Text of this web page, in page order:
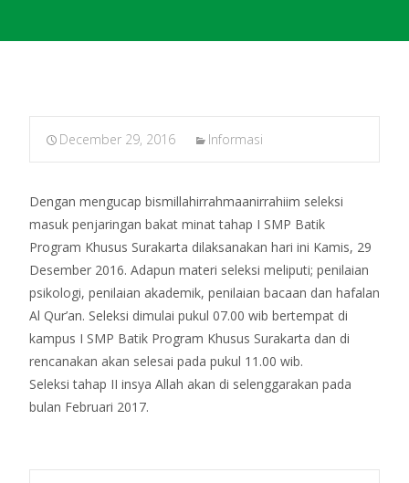
December 29, 2016 Informasi
Dengan mengucap bismillahirrahmaanirrahiim seleksi
masuk penjaringan bakat minat tahap I SMP Batik
Program Khusus Surakarta dilaksanakan hari ini Kamis, 29
Desember 2016. Adapun materi seleksi meliputi; penilaian
psikologi, penilaian akademik, penilaian bacaan dan hafalan
Al Qur’an. Seleksi dimulai pukul 07.00 wib bertempat di
kampus I SMP Batik Program Khusus Surakarta dan di
rencanakan akan selesai pada pukul 11.00 wib.
Seleksi tahap II insya Allah akan di selenggarakan pada
bulan Februari 2017.